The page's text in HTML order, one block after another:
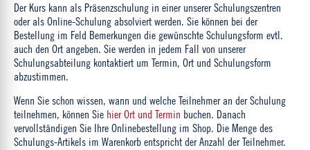
Der Kurs kann als Präsenzschulung in einer unserer Schulungszentren
oder als Online-Schulung absolviert werden. Sie können bei der
Bestellung im Feld Bemerkungen die gewünschte Schulungsform evtl.
auch den Ort angeben. Sie werden in jedem Fall von unserer
Schulungsabteilung kontaktiert um Termin, Ort und Schulungsform
abzustimmen.
Wenn Sie schon wissen, wann und welche Teilnehmer an der Schulung
teilnehmen, können Sie hier Ort und Termin buchen. Danach
vervollständigen Sie Ihre Onlinebestellung im Shop. Die Menge des
Schulungs-Artikels im Warenkorb entspricht der Anzahl der Teilnehmer.